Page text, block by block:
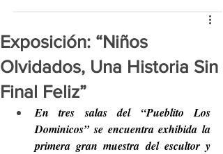
Exposición: “Niños
Olvidados, Una Historia Sin
Final Feliz”
En tres salas del “Pueblito Los
Dominicos” se encuentra exhibida la
primera gran muestra del escultor y